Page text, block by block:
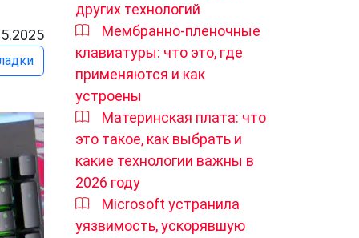
других технологий
Мембранно-пленочные
клавиатуры: что это, где
применяются и как
устроены
Материнская плата: что
это такое, как выбрать и
какие технологии важны в
2026 году
Microsoft устранила
уязвимость, ускорявшую